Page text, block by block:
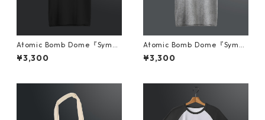
Atomic Bomb Dome『Symbo
l』Tシャツ ブラック
¥3,300
Atomic Bomb Dome『Symbo
l』Tシャツ グレー
¥3,300